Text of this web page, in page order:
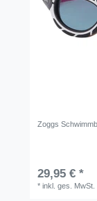
Zoggs
29,95 € *
*inkl. ges. MwSt.